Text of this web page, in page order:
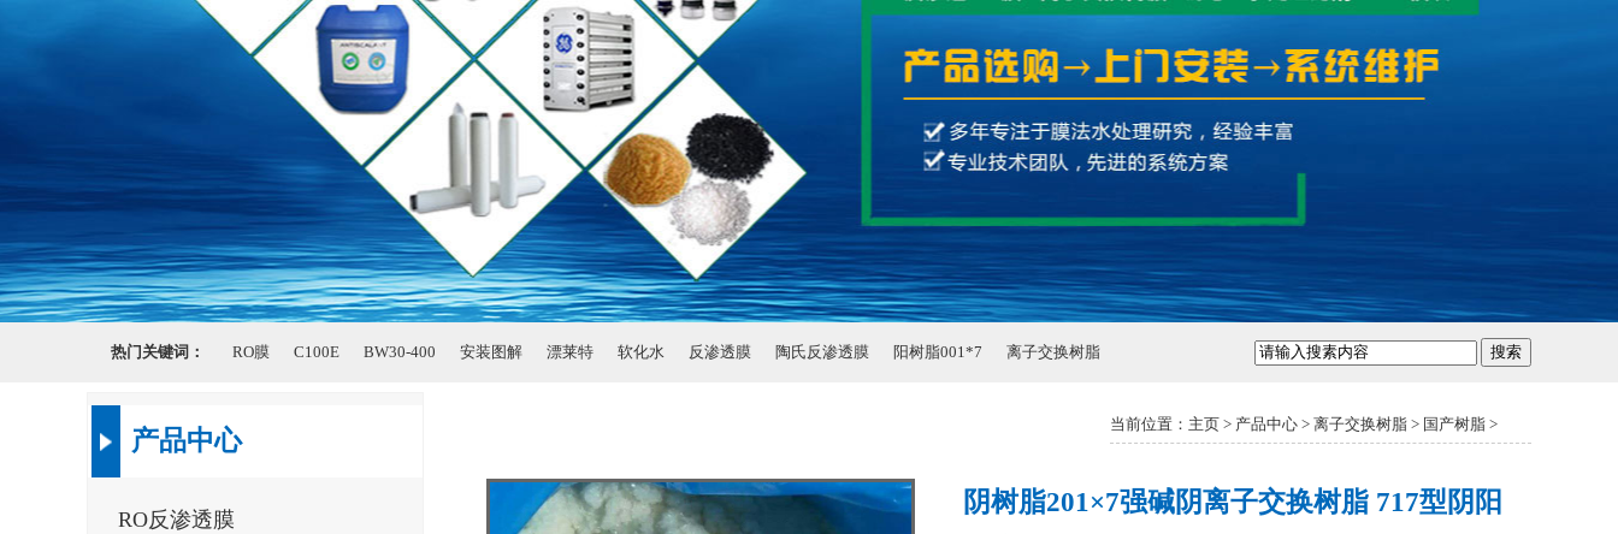
热门关键词： RO膜 C100E BW30-400 安装图解 漂莱特 软化水 反渗透膜 陶氏反渗透膜 阳树脂001*7 离子交换树脂 搜索
当前位置： 主页 > 产品中心 > 离子交换树脂 > 国产树脂 >
阴树脂201×7强碱阴离子交换树脂 717型阴阳
产品中心
RO反渗透膜